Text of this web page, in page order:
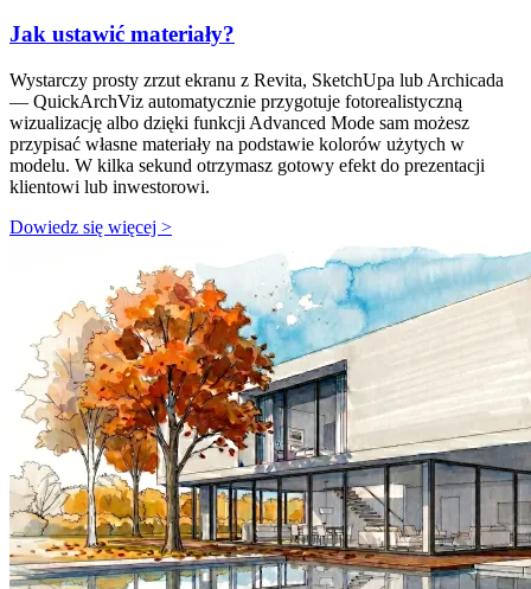
Jak ustawić materiały?
Wystarczy prosty zrzut ekranu z Revita, SketchUpa lub Archicada
— QuickArchViz automatycznie przygotuje fotorealistyczną
wizualizację albo dzięki funkcji Advanced Mode sam możesz
przypisać własne materiały na podstawie kolorów użytych w
modelu. W kilka sekund otrzymasz gotowy efekt do prezentacji
klientowi lub inwestorowi.
Dowiedz się więcej >